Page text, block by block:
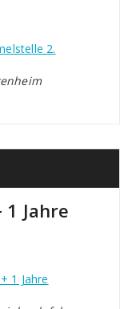
2.
1 Jahre
1 Jahre